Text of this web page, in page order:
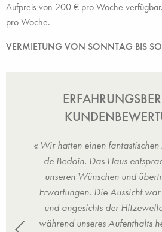
Aufpreis von 200 € pro Woche
pro Woche.
VERMIETUNG VON SONNTAG BIS
« Wir hatten einen
de Bedoin. Das Haus
unseren Wünschen und
Erwartungen. Die Aussicht
und angesichts der
während unseres Aufenthalts